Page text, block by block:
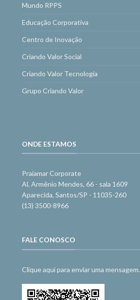
Mundo RPPS
Educação Corporativa
Centro de Inovação
Criando Valor Social
Criando Valor Tecnologia
Grupo Criando Valor
ONDE ESTAMOS
Praiamar Corporate
Al. Armênio Mendes, 66 - sala 1609
Aparecida, Santos/SP - 11035-260
(13) 3500-8966
FALE CONOSCO
Clique aqui para enviar uma mensagem.